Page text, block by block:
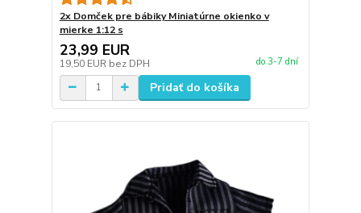
2x Domček pre bábiky Miniatúrne okienko v
mierke 1:12 s
23,99 EUR
19,50 EUR bez DPH do 3-7 dní
Pridať do košíka